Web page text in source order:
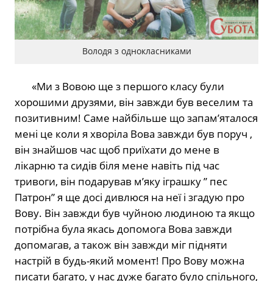
Володя з однокласниками
«Ми з Вовою ще з першого класу були
хорошими друзями, він завжди був веселим та
позитивним! Саме найбільше що запамʼяталося
мені це коли я хворіла Вова завжди був поруч ,
він знайшов час щоб приїхати до мене в
лікарню та сидів біля мене навіть під час
тривоги, він подарував мʼяку іграшку ” пес
Патрон” я ще досі дивлюся на неї і згадую про
Вову. Він завжди був чуйною людиною та якщо
потрібна була якась допомога Вова завжди
допомагав, а також він завжди міг підняти
настрій в будь-який момент! Про Вову можна
писати багато, у нас дуже багато було спільного,